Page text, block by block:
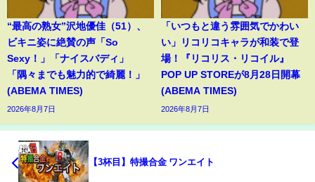
“最高の熟女”沢地優佳（51）、
ビキニ姿に絶賛の声「So
Sexy！」「ナイスバディ」
「隅々までも魅力的で綺麗！」
(ABEMA TIMES)
2026年8月7日
「いつもと違う雰囲気でかわい
い」リコリコキャラが和装で登
場！『リコリス・リコイル』
POP UP STOREが8月28日開幕
(ABEMA TIMES)
2026年8月7日
【3杯目】特撮合金 ワンエイト